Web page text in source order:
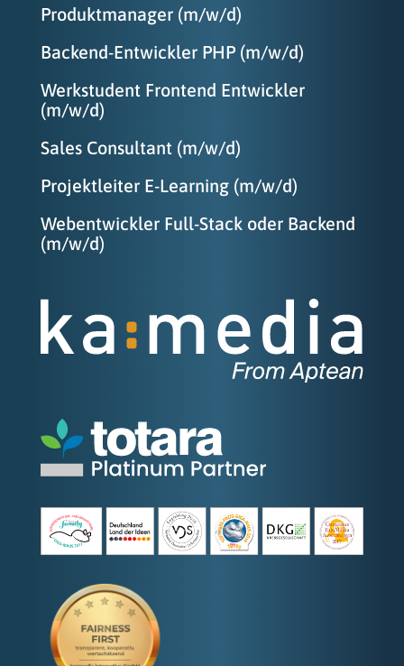
Produktmanager (m/w/d)
Backend-Entwickler PHP (m/w/d)
Werkstudent Frontend Entwickler
(m/w/d)
Sales Consultant (m/w/d)
Projektleiter E-Learning (m/w/d)
Webentwickler Full-Stack oder Backend
(m/w/d)